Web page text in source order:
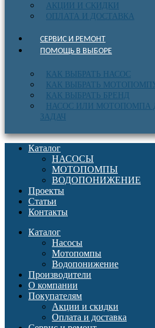
АКЦИИ И СКИДКИ
ОПЛАТА И ДОСТАВКА
СЕРВИС И РЕМОНТ
ПОМОЩЬ В ВЫБОРЕ
КАК ВЫБРАТЬ НАСОС
КАК ВЫБРАТЬ
КАК ВЫБРАТЬ БРЕНД
НАСОС ИЛИ МОТОПОМПА
ЗАДАЧ
Каталог
НАСОСЫ
МОТОПОМПЫ
ВОДОПОНИЖЕНИЕ
Проекты
Статьи
Контакты
Каталог
Насосы
Мотопомпы
Водопонижение
Производители
О компании
Покупателям
Акции и скидки
Оплата и доставка